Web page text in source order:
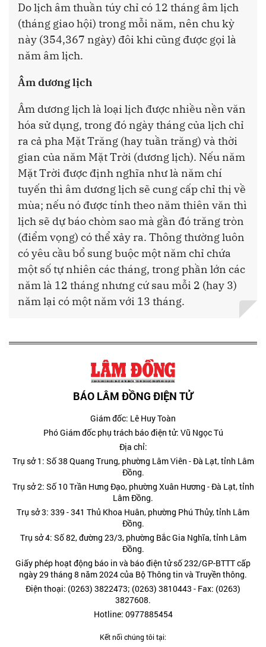
Do lịch âm thuần túy chỉ có 12 tháng âm lịch
(tháng giao hội) trong mỗi năm, nên chu kỳ
này (354,367 ngày) đôi khi cũng được gọi là
năm âm lịch.
Âm dương lịch
Âm dương lịch là loại lịch được nhiều nền văn
hóa sử dụng, trong đó ngày tháng của lịch chỉ
ra cả pha Mặt Trăng (hay tuần trăng) và thời
gian của năm Mặt Trời (dương lịch). Nếu năm
Mặt Trời được định nghĩa như là năm chí
tuyến thì âm dương lịch sẽ cung cấp chỉ thị về
mùa; nếu nó được tính theo năm thiên văn thì
lịch sẽ dự báo chòm sao mà gần đó trăng tròn
(điểm vọng) có thể xảy ra. Thông thường luôn
có yêu cầu bổ sung buộc một năm chỉ chứa
một số tự nhiên các tháng, trong phần lớn các
năm là 12 tháng nhưng cứ sau mỗi 2 (hay 3)
năm lại có một năm với 13 tháng.
BÁO LÂM ĐỒNG ĐIỆN TỬ
Giám đốc: Lê Huy Toàn
Phó Giám đốc phụ trách báo điện tử: Vũ Ngọc Tú
Địa chỉ:
Trụ sở 1: Số 38 Quang Trung, phường Lâm Viên - Đà Lạt, tỉnh Lâm
Đồng.
Trụ sở 2: Số 10 Trần Hưng Đạo, phường Xuân Hương - Đà Lạt, tỉnh
Lâm Đồng.
Trụ sở 3: 339 - 341 Thủ Khoa Huân, phường Phú Thủy, tỉnh Lâm
Đồng.
Trụ sở 4: Số 82, đường 23/3, phường Bắc Gia Nghĩa, tỉnh Lâm
Đồng.
Giấy phép hoạt động báo in và báo điện tử số 232/GP-BTTT cấp
ngày 29 tháng 8 năm 2024 của Bộ Thông tin và Truyền thông.
Điện thoại: (0263) 3822473; (0263) 3810443 - Fax: (0263)
3827608.
Hotline: 0977885454
Kết nối chúng tôi tại: